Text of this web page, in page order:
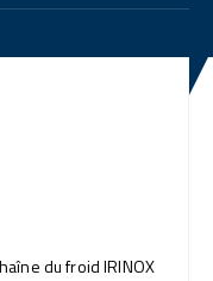
du froid IRINOX